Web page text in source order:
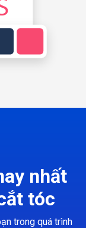
nhất
tóc
trong quá trình